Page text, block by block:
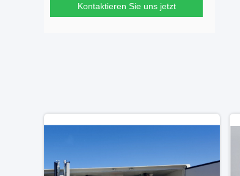
Kontaktieren Sie uns jetzt